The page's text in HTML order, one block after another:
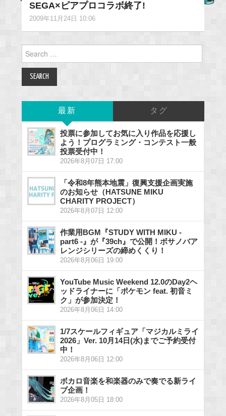
SEGA×ピアプロコラボ終了!
2009年11月24日 10:06
Search
for:
最新 タグ
投票に参加してお気に入り作品を応援し
よう！プログラミング・コンテスト一般
投票受付中！
2026年8月07日 17:00
「令和8年熊本地震」復興支援企画実施
のお知らせ（HATSUNE MIKU
CHARITY PROJECT）
2026年8月07日 12:00
作業用BGM『STUDY WITH MIKU -
part6 -』が『39ch』で公開！ボサノバア
レンジシリーズの締めくくり！
2026年8月06日 19:00
YouTube Music Weekend 12.0のDay2ヘ
ッドライナーに「ポケモン feat. 初音ミ
ク」が参加決定！
2026年8月06日 14:00
1/7スケールフィギュア「マジカルミライ
2026」Ver. 10月14日(水)までご予約受付
中！
2026年8月06日 12:00
ボカロ音楽を和楽器のみで奏でる新ライ
ブ企画！
2026年8月05日 18:00